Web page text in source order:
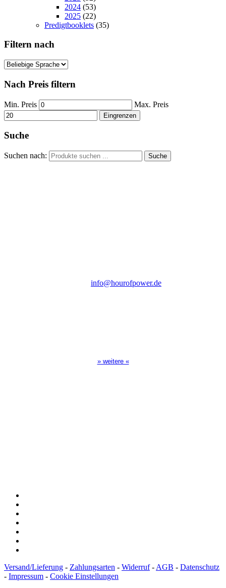
2024 (53)
2025 (22)
Predigtbooklets (35)
Filtern nach
Nach Preis filtern
Min. Preis Max. Preis
Eingrenzen
Suche
Suchen nach: Suche
info@hourofpower.de
» weitere «
Versand/Lieferung - Zahlungsarten - Widerruf- AGB - Datenschutz
- Impressum - Cookie Einstellungen